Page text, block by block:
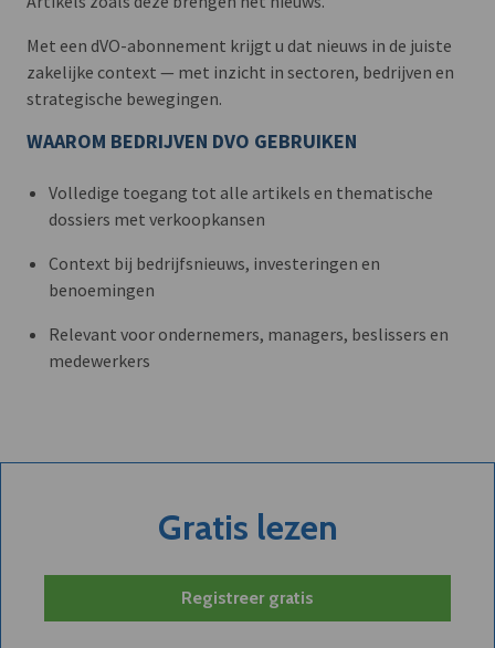
Met een dVO-abonnement krijgt u dat nieuws in de juiste
zakelijke context — met inzicht in sectoren, bedrijven en
strategische bewegingen.
WAAROM BEDRIJVEN DVO GEBRUIKEN
Volledige toegang tot alle artikels en thematische
dossiers met verkoopkansen
Context bij bedrijfsnieuws, investeringen en
benoemingen
Relevant voor ondernemers, managers, beslissers en
medewerkers
Gratis lezen
Registreer gratis